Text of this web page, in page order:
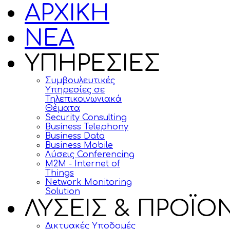
ΑΡΧΙΚΗ
ΝΕΑ
ΥΠΗΡΕΣΙΕΣ
Συμβουλευτικές
Υπηρεσίες σε
Τηλεπικοινωνιακά
Θέματα
Security Consulting
Business Telephony
Business Data
Business Mobile
Λύσεις Conferencing
M2M - Internet of
Things
Network Monitoring
Solution
ΛΥΣΕΙΣ &
Δικτυακές Υποδομές